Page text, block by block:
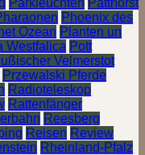
Parkleuchten Patthorst
Phoenix des
Ozean Planten un
Westfalica Pott
Velmerstot
Przewalski Pferde
Radioteleskop
Rattenfänger
Reesberg
Reisen Review
Rheinland-Pfalz